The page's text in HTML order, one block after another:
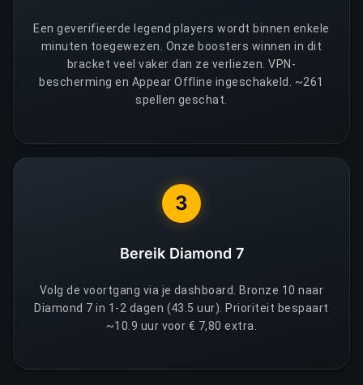
Een geverifieerde legend players wordt binnen enkele
minuten toegewezen. Onze boosters winnen in dit
bracket veel vaker dan ze verliezen. VPN-
bescherming en Appear Offline ingeschakeld. ~261
spellen geschat.
3
Bereik Diamond 7
Volg de voortgang via je dashboard. Bronze 10 naar
Diamond 7 in 1-2 dagen (43.5 uur). Prioriteit bespaart
~10.9 uur voor € 7,80 extra.